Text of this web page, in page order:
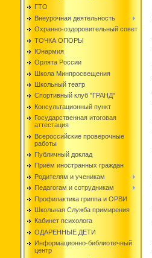
ГТО
Внеурочная деятельность
Охранно-оздоровительный совет
ТОЧКА ОПОРЫ
Юнармия
Орлята России
Школа Минпросвещения
Школьный театр
Спортивный клуб "ГРАНД"
Консультационный пункт
Государственная итоговая
аттестация
Всероссийские проверочные
работы
Публичный доклад
Приём иностранных граждан
Родителям и ученикам
Педагогам и сотрудникам
Профилактика гриппа и ОРВИ
Школьная Служба примирения
Кабинет психолога
ОДАРЕННЫЕ ДЕТИ
Информационно-библиотечный
центр